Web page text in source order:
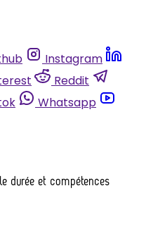
Instagram
Reddit
Whatsapp
durée et compétences